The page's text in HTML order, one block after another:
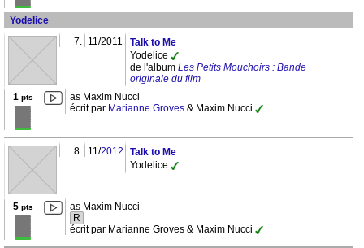
Yodelice
7. 11/2011
Talk to Me
Yodelice
de l'album Les Petits Mouchoirs : Bande
originale du film
1 pts
as Maxim Nucci
écrit par Marianne Groves & Maxim Nucci
8. 11/2012
Talk to Me
Yodelice
5pts
as Maxim Nucci
R
écrit par Marianne Groves & Maxim Nucci